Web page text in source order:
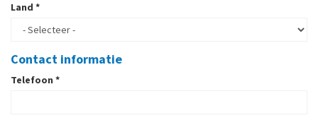
Land *
Contact informatie
Telefoon *